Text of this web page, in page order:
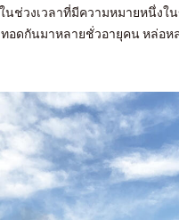
นช่วงเวลาที่มีความหมายหนึ่ง
อดกันมาหลายชั่วอายุคน หล่อ